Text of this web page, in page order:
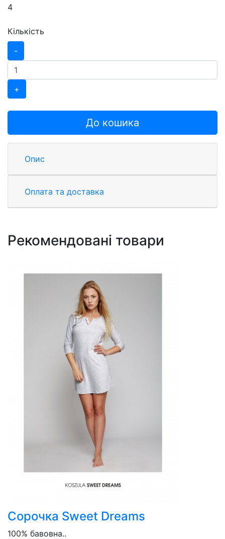
4
Кількість
-
+
До кошика
Опис
Оплата та доставка
Рекомендовані товари
Сорочка Sweet Dreams
100% бавовна..